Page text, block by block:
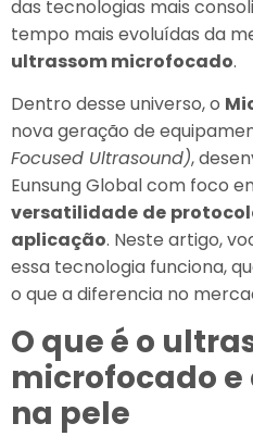
das tecnologias mais
tempo mais evoluídas da
ultrassom microfocado.
Dentro desse universo, o
nova geração de
Focused Ultrasound),
Eunsung Global com foco
versatilidade de
aplicação. Neste artigo,
essa tecnologia funciona,
o que a diferencia no
O que é o
microfocado e
na pele